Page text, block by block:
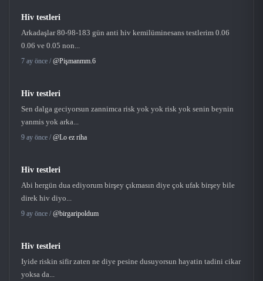
Hiv testleri
Arkadaşlar 80-98-183 gün anti hiv kemilüminesans testlerim 0.06
0.06 ve 0.05 non...
7 ay önce / @Pişmanmm.6
Hiv testleri
Sen dalga geciyorsun zannimca risk yok yok risk yok senin beynin
yanmis yok arka...
9 ay önce / @Lo ez riha
Hiv testleri
Abi hergün dua ediyorum birşey çıkmasın diye çok ufak birşey bile
direk hiv diyo...
9 ay önce / @birgaripoldum
Hiv testleri
Iyide riskin sifir zaten ne diye pesine dusuyorsun hayatin tadini cikar
yoksa da...